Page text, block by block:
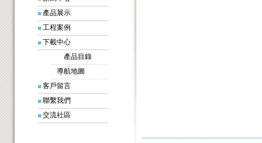
產品展示
工程案例
下載中心
產品目錄
導航地圖
客戶留言
聯繫我們
交流社區